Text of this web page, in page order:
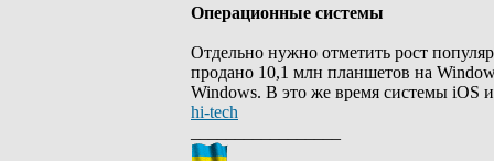
Операционные системы
Отдельно нужно отметить рост
продано 10,1 млн планшетов на
Windows. В это же время системы iOS
hi-tech